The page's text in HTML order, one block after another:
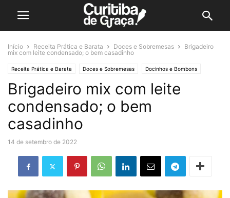
Início Receita Prática e Barata Doces e Sobremesas
Brigadeiro
mix com leite condensado; o bem casadinho
Receita Prática e Barata Doces e Sobremesas Docinhos e Bombons
Brigadeiro mix com leite
condensado; o bem
casadinho
14 de setembro de 2022